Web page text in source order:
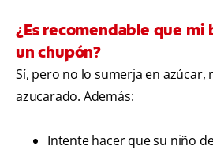
¿Es recomendable que
un chupón?
Sí, pero no lo sumerja en azúcar,
azucarado. Además:
Intente hacer que su niño